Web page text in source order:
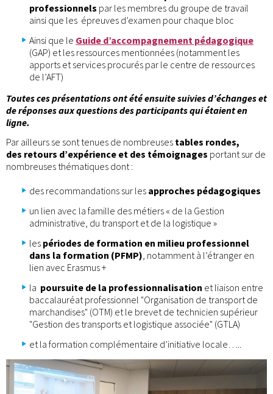
professionnels par les membres du groupe de travail
ainsi que les épreuves d’examen pour chaque bloc
Ainsi que le Guide d’accompagnement pédagogique
(GAP) et les ressources mentionnées (notamment les
apports et services procurés par le centre de ressources
de l’AFT)
Toutes ces présentations ont été ensuite suivies d’échanges et
de réponses aux questions des participants qui étaient en
ligne.
Par ailleurs se sont tenues de nombreuses tables rondes,
des retours d’expérience et des témoignages portant sur de
nombreuses thématiques dont :
des recommandations sur les approches pédagogiques
un lien avec la famille des métiers « de la Gestion
administrative, du transport et de la logistique »
les périodes de formation en milieu professionnel
dans la formation (PFMP) , notamment à l’étranger en
lien avec Erasmus +
la poursuite de la professionnalisation et liaison entre
baccalauréat professionnel "Organisation de transport de
marchandises" (OTM) et le brevet de technicien supérieur
"Gestion des transports et logistique associée" (GTLA)
et la formation complémentaire d’initiative locale…..